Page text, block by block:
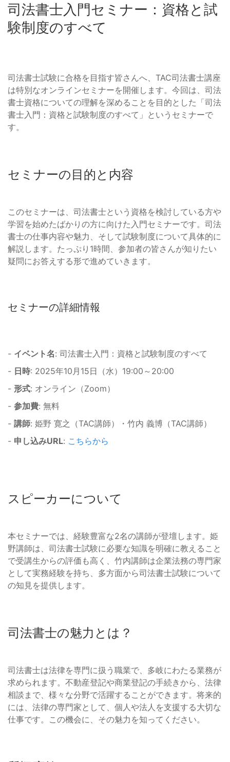
司法書士入門セミナー：資格と試
験制度のすべて
司法書士試験に合格を目指す皆さんへ、TAC司法書士講座
は特別なオンラインセミナーを開催します。今回は、司法
書士資格についての理解を深めることを目的とした「司法
書士入門：資格と試験制度のすべて」というセミナーで
す。
セミナーの目的と内容
このセミナーは、司法書士という資格を検討している方や
学習を始めたばかりの方に向けた入門セミナーです。司法
書士の仕事内容や魅力、そして試験制度について具体的に
解説します。たっぷり1時間、参加者の皆さんが知りたい
疑問にお答えする形で進めていきます。
セミナーの詳細情報
- イベント名: 司法書士入門：資格と試験制度のすべて
- 日時: 2025年10月15日（水）19:00～20:00
- 形式: オンライン（Zoom）
- 参加費: 無料
- 講師: 姫野 寛之（TAC講師）・竹内 義博（TAC講師）
- 申し込みURL: こちらから
スピーカーについて
本セミナーでは、経験豊富な2名の講師が登壇します。姫
野講師は、司法書士試験に必要な知識を明確に教えること
で受講生からの評価も高く、竹内講師は企業法務の専門家
として実務経験を持ち、多方面から司法書士試験について
の知見を提供します。
司法書士の魅力とは？
司法書士は法律を専門に扱う職業で、多岐にわたる業務が
求められます。不動産登記や商業登記の手続きから、法律
相談まで、様々な分野で活躍することができます。将来的
には、法律の専門家として、個人や法人を支援する大切な
仕事です。この機会に、その魅力を知ってください。